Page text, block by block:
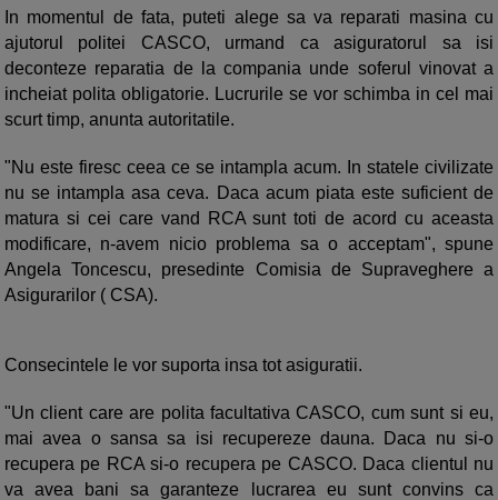
In momentul de fata, puteti alege sa va reparati masina cu
ajutorul politei CASCO, urmand ca asiguratorul sa isi
deconteze reparatia de la compania unde soferul vinovat a
incheiat polita obligatorie. Lucrurile se vor schimba in cel mai
scurt timp, anunta autoritatile.
"Nu este firesc ceea ce se intampla acum. In statele civilizate
nu se intampla asa ceva. Daca acum piata este suficient de
matura si cei care vand RCA sunt toti de acord cu aceasta
modificare, n-avem nicio problema sa o acceptam", spune
Angela Toncescu, presedinte Comisia de Supraveghere a
Asigurarilor ( CSA).
Consecintele le vor suporta insa tot asiguratii.
"Un client care are polita facultativa CASCO, cum sunt si eu,
mai avea o sansa sa isi recupereze dauna. Daca nu si-o
recupera pe RCA si-o recupera pe CASCO. Daca clientul nu
va avea bani sa garanteze lucrarea eu sunt convins ca